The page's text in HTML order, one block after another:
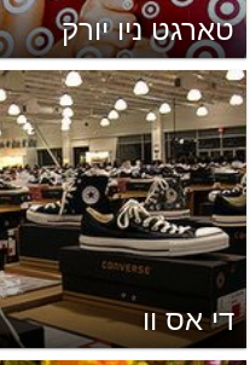
טארגט ניו יורק
די אס וו